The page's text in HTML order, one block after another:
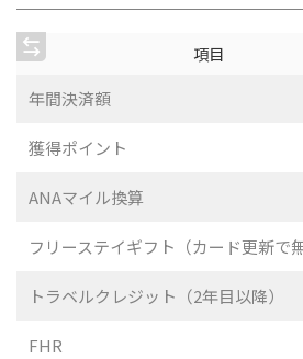
項目
年間決済額
獲得ポイント
ANAマイル換算
フリーステイギフト（カード更新で
トラベルクレジット（2年目以降）
FHR